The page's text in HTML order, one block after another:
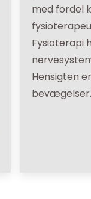
med fordel
Fysioterapi
Hensigten
bevægelser.